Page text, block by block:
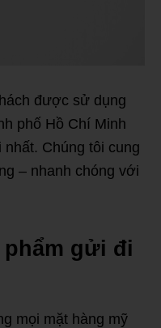
được sử dụng
phố Hồ Chí Minh
Chúng tôi cung
– nhanh chóng với
phẩm gửi đi
mọi mặt hàng mỹ